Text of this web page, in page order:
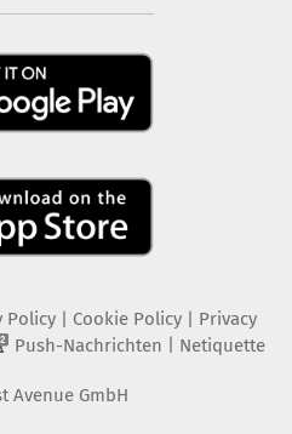
Policy| Cookie Policy| Privacy
2 Push-Nachrichten Netiquette
Avenue GmbH